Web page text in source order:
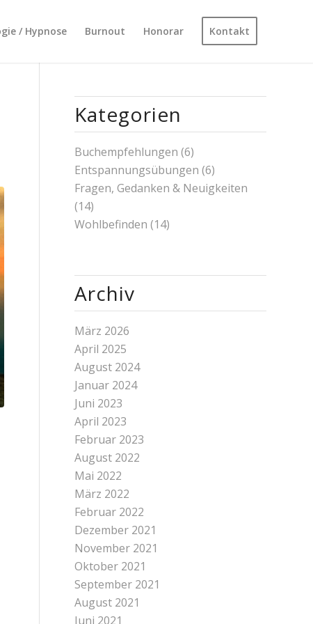
/ Hypnose Burnout Honorar Kontakt
Kategorien
Buchempfehlungen (6)
Entspannungsübungen (6)
Fragen, Gedanken & Neuigkeiten
(14)
Wohlbefinden (14)
Archiv
März 2026
April 2025
August 2024
Januar 2024
Juni 2023
April 2023
Februar 2023
August 2022
Mai 2022
März 2022
Februar 2022
Dezember 2021
November 2021
Oktober 2021
September 2021
August 2021
Juni 2021